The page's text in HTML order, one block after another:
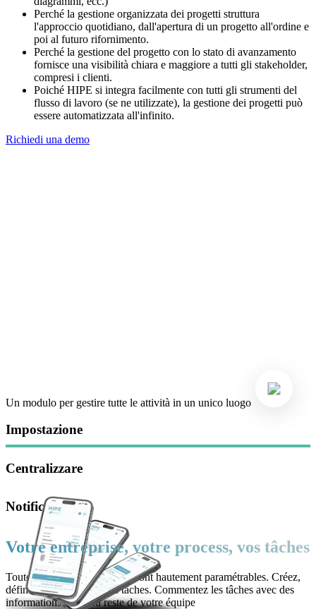
Perché la gestione organizzata dei progetti struttura
l'approccio quotidiano, dall'apertura di un progetto all'ordine e
poi al futuro rifornimento.
Perché la gestione del progetto con lo stato di avanzamento
fornisce una visibilità chiara e maggiore a tutti gli stakeholder,
compresi i clienti.
Poiché HIPE si integra facilmente con tutti gli strumenti del
flusso di lavoro (se ne utilizzate), la gestione dei progetti può
essere automatizzata all'infinito.
Richiedi una demo
Un modulo per gestire tutte le attività in un unico luogo
Impostazione
Centralizzare
Notificare
Votre entreprise, votre process, vos tâches
Toutes les tâches dans HIPE sont hautement paramétrables. Créez,
définissez et assignez vos tâches. Commentez les tâches avec des
informations utiles au reste de votre équipe